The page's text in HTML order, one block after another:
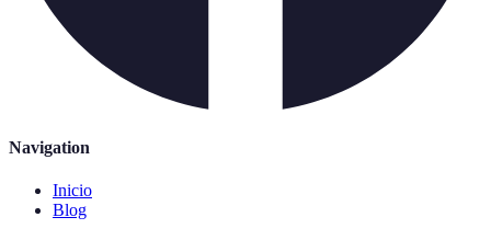
Navigation
Inicio
Blog